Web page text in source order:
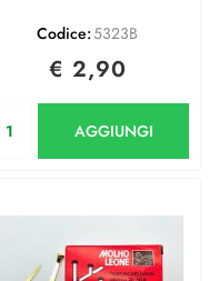
Codice:5323B
€ 2,90
AGGIUNGI